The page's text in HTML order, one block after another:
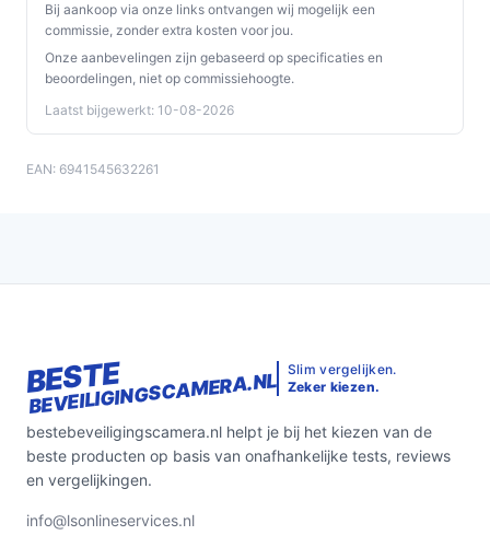
Bij aankoop via onze links ontvangen wij mogelijk een
commissie, zonder extra kosten voor jou.
Onze aanbevelingen zijn gebaseerd op specificaties en
beoordelingen, niet op commissiehoogte.
Laatst bijgewerkt: 10-08-2026
EAN: 6941545632261
BESTE
BEVEILIGINGSCAMERA.NL Slim vergelijken.
Zeker kiezen.
bestebeveiligingscamera.nl helpt je bij het kiezen van de
beste producten op basis van onafhankelijke tests, reviews
en vergelijkingen.
info@lsonlineservices.nl